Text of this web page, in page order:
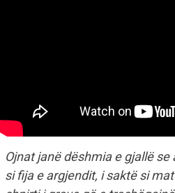
Ojnat janë dëshmia e gjallë
si fija e argjendit, i saktë si